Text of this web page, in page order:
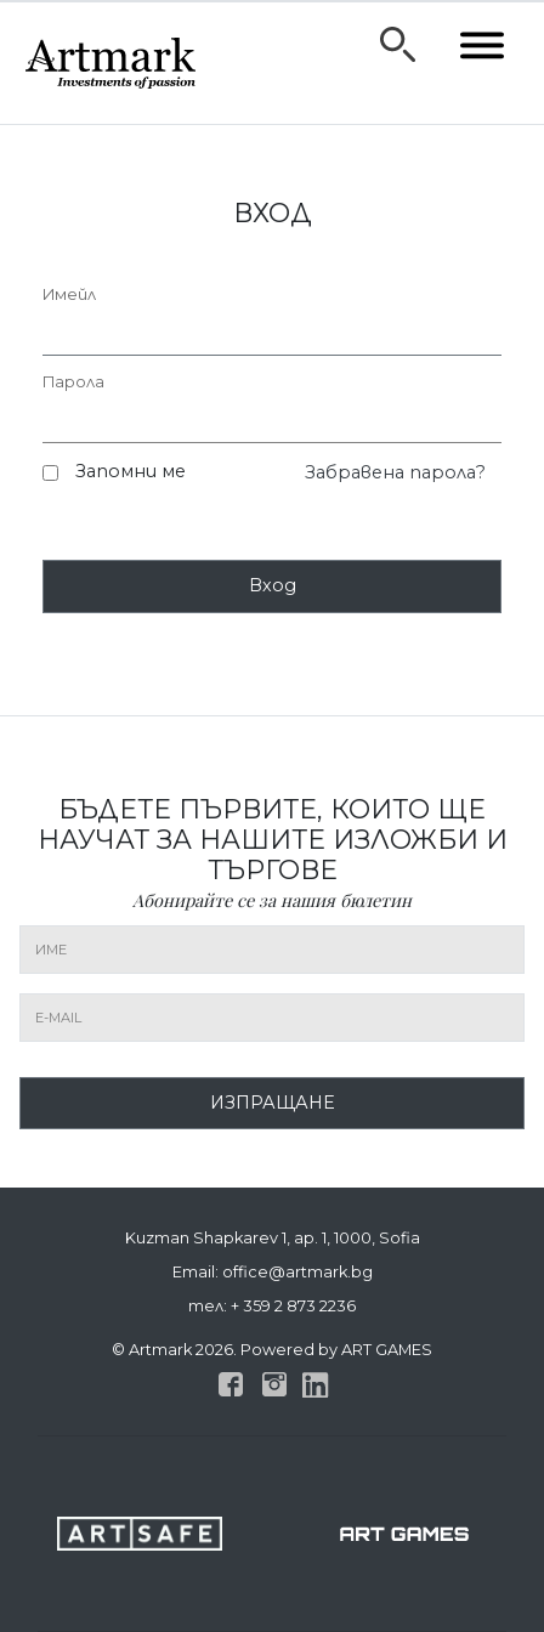
ВХОД
Имейл
Парола
Запомни ме Забравена парола?
Вход
БЪДЕТЕ ПЪРВИТЕ, КОИТО ЩЕ
НАУЧАТ ЗА НАШИТЕ ИЗЛОЖБИ И
ТЪРГОВЕ
Абонирайте се за нашия бюлетин
ИЗПРАЩАНЕ
Kuzman Shapkarev 1, ap. 1, 1000, Sofia
Email: office@artmark.bg
тел: + 359 2 873 2236
© Artmark 2026. Powered by ART GAMES